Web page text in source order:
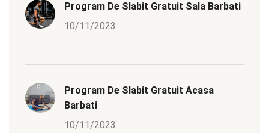
Program De Slabit Gratuit Sala Barbati
10/11/2023
Program De Slabit Gratuit Acasa
Barbati
10/11/2023